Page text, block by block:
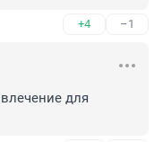
+4 –1
для